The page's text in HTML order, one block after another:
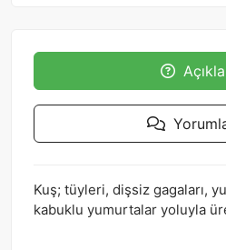
Kuş; tüyleri, dişsiz gagaları,
kabuklu yumurtalar yoluyla